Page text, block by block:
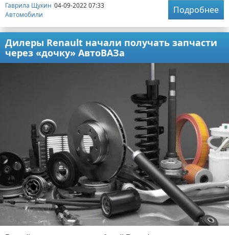
Гаврила Щукин 04-09-2022 07:33
Автомобили
Подробнее
Дилеры Renault начали получать запчасти
через «дочку» АвтоВАЗа